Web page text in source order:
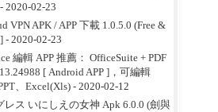
2020-02-23
VPN APK / APP 下載 1.0.5.0 (Free &
- 2020-02-23
編輯 APP 推薦： OfficeSuite + PDF
[ Android APP ]，可編輯
、Excel(Xls)- 2020-02-12
レス いにしえの女神 Apk 6.0.0 (劍與